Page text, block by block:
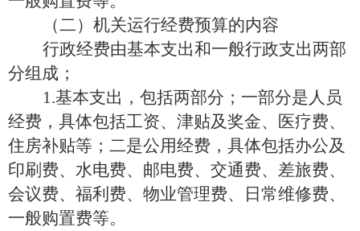
（二） 机关运行经费预算的内容
行政经费由基本支出和一般行政支出两部
分组成；
1.基本支出，包括两部分；一部分是人员
经费，具体包括工资、津贴及奖金、医疗费、
住房补贴等 ； 二是公用经费，具体包括办公及
印刷费、水电费、邮电费、交通费、差旅费、
会议费、福利费、物业管理费、日常维修费、
一般购置费等。